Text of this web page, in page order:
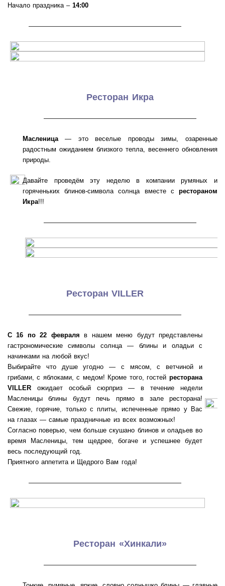
Начало праздника –14:00
———————————————————
Ресторан Икра
———————————————————
Масленица— это веселые проводы зимы, озаренные
радостным ожиданием близкого тепла, весеннего обновления
природы.
Давайте проведём эту неделю в компании румяных и
горяченьких блинов-символа солнца вместе с рестораном
Икра!!!
———————————————————
Ресторан VILLER
———————————————————
С 16 по 22 февраля в нашем меню будут представлены
гастрономические символы солнца — блины и оладьи с
начинками на любой вкус!
Выбирайте что душе угодно — с мясом, с ветчиной и
грибами, с яблоками, с медом! Кроме того, гостей ресторана
VILLER ожидает особый сюрприз — в течение недели
Масленицы блины будут печь прямо в зале ресторана!
Свежие, горячие, только с плиты, испеченные прямо у Вас
на глазах — самые праздничные из всех возможных!
Согласно поверью, чем больше скушано блинов и оладьев во
время Масленицы, тем щедрее, богаче и успешнее будет
весь последующий год.
Приятного аппетита и Щедрого Вам года!
———————————————————
Ресторан «Хинкали»
———————————————————